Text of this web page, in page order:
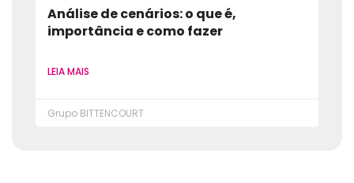
Análise de cenários: o que é,
importância e como fazer
LEIA MAIS
Grupo BITTENCOURT